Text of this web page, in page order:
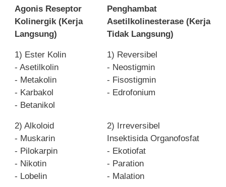
Agonis Reseptor
Kolinergik (Kerja
Langsung)
Penghambat
Asetilkolinesterase (Kerja
Tidak Langsung)
1) Ester Kolin
- Asetilkolin
- Metakolin
- Karbakol
- Betanikol
1) Reversibel
- Neostigmin
- Fisostigmin
- Edrofonium
2) Alkoloid
- Muskarin
- Pilokarpin
- Nikotin
- Lobelin
2) Irreversibel
Insektisida Organofosfat
- Ekotiofat
- Paration
- Malation